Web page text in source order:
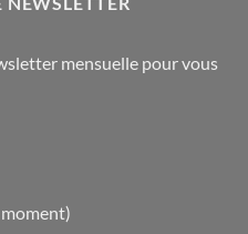
mensuelle pour vous